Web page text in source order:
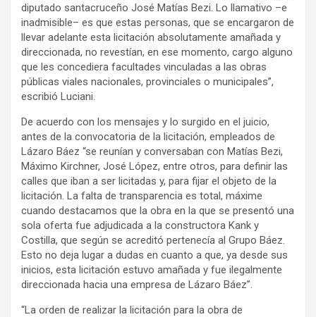
diputado santacruceño José Matías Bezi. Lo llamativo –e
inadmisible– es que estas personas, que se encargaron de
llevar adelante esta licitación absolutamente amañada y
direccionada, no revestían, en ese momento, cargo alguno
que les concediera facultades vinculadas a las obras
públicas viales nacionales, provinciales o municipales”,
escribió Luciani.
De acuerdo con los mensajes y lo surgido en el juicio,
antes de la convocatoria de la licitación, empleados de
Lázaro Báez “se reunían y conversaban con Matías Bezi,
Máximo Kirchner, José López, entre otros, para definir las
calles que iban a ser licitadas y, para fijar el objeto de la
licitación. La falta de transparencia es total, máxime
cuando destacamos que la obra en la que se presentó una
sola oferta fue adjudicada a la constructora Kank y
Costilla, que según se acreditó pertenecía al Grupo Báez.
Esto no deja lugar a dudas en cuanto a que, ya desde sus
inicios, esta licitación estuvo amañada y fue ilegalmente
direccionada hacia una empresa de Lázaro Báez”.
“La orden de realizar la licitación para la obra de